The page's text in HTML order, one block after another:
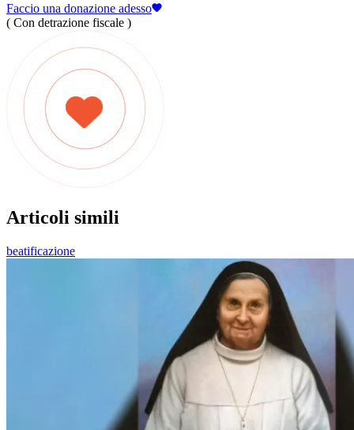
Faccio una donazione adesso
( Con detrazione fiscale )
Articoli simili
beatificazione